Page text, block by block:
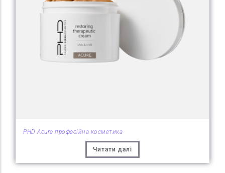
PHD Acure професійна косметика
Читати далі